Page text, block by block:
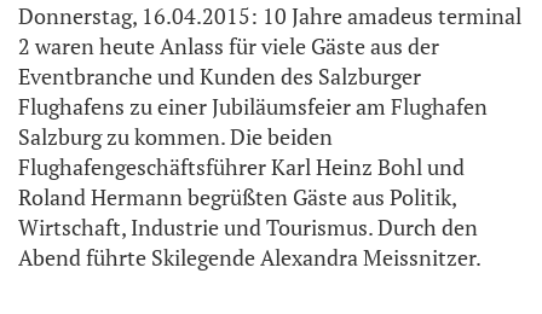
Donnerstag, 16.04.2015: 10 Jahre amadeus terminal
2 waren heute Anlass für viele Gäste aus der
Eventbranche und Kunden des Salzburger
Flughafens zu einer Jubiläumsfeier am Flughafen
Salzburg zu kommen. Die beiden
Flughafengeschäftsführer Karl Heinz Bohl und
Roland Hermann begrüßten Gäste aus Politik,
Wirtschaft, Industrie und Tourismus. Durch den
Abend führte Skilegende Alexandra Meissnitzer.